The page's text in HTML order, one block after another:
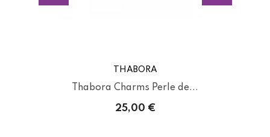
THABORA
Thabora Charms Perle de...
25,00 €